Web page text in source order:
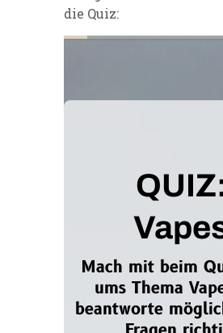
die Quiz: